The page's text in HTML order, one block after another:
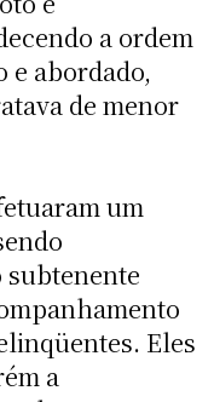
a ordem
e abordado,
de menor
um
subtenente
Eles
a